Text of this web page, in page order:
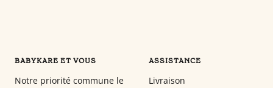
BABYKARE ET VOUS
Notre priorité commune le
ASSISTANCE
Livraison